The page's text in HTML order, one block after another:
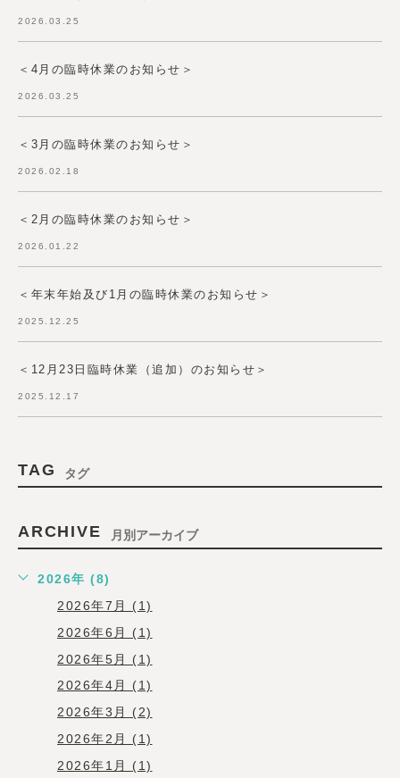
2026.03.25
＜4月の臨時休業のお知らせ＞
2026.03.25
＜3月の臨時休業のお知らせ＞
2026.02.18
＜2月の臨時休業のお知らせ＞
2026.01.22
＜年末年始及び1月の臨時休業のお知らせ＞
2025.12.25
＜12月23日臨時休業（追加）のお知らせ＞
2025.12.17
TAG タグ
ARCHIVE 月別アーカイブ
2026年 (8)
2026年7月 (1)
2026年6月 (1)
2026年5月 (1)
2026年4月 (1)
2026年3月 (2)
2026年2月 (1)
2026年1月 (1)